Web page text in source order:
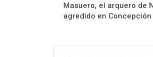
Masuero, el arquero de
agredido en Concepción